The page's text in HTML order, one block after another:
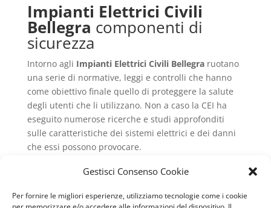
Gestisci Consenso Cookie
Per fornire le migliori esperienze, utilizziamo tecnologie come i cookie
Impianti Elettrici Civili
Bellegra componenti di
sicurezza
Intorno agli Impianti Elettrici Civili Bellegraruotano
una serie di normative, leggi e controlli che hanno
come obiettivo finale quello di proteggere la salute
degli utenti che li utilizzano. Non a caso la CEI ha
eseguito numerose ricerche e studi approfonditi
sulle caratteristiche dei sistemi elettrici e dei danni
che essi possono provocare.
costruzione, che viene creato da un ingegnere
i componenti pericolosi. Ogni circuito e cavo non è